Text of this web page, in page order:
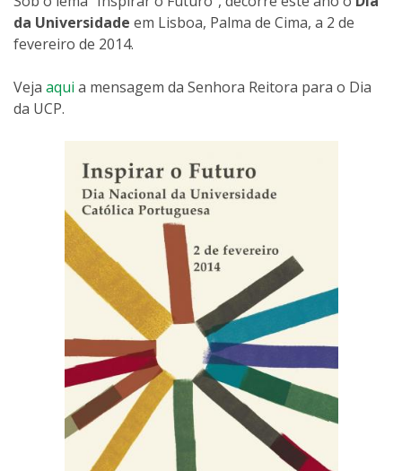
da Universidade em Lisboa, Palma de Cima, a 2 de
fevereiro de 2014.
Veja aqui a mensagem da Senhora Reitora para o Dia
da UCP.